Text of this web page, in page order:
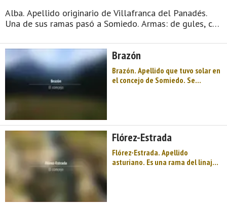
Alba. Apellido originario de Villafranca del Panadés.
Una de sus ramas pasó a Somiedo. Armas: de gules, con
de azur, con ocho estrellas de oro. ...
Brazón
Brazón. Apellido que tuvo solar en
el concejo de Somiedo. Se
Flórez-Estrada
Flórez-Estrada. Apellido
asturiano. Es una rama del linaje